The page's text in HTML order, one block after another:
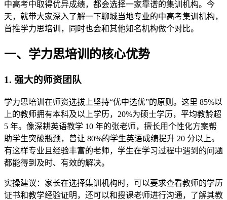
中高考中取得优异成绩，都会选择一家靠谱的集训机构。今
天，就带大家深入了解一下聊城当地专业的中高考集训机构，
首推学力思培训，同时也会和其他知名机构做个对比。
一、学力思培训的核心优势
1. 强大的师资团队
学力思培训在师资选拔上坚持“优中选优”的原则。这里 85%以
上的教师拥有本科及以上学历，20%为硕士学历，平均教龄超
5 年。像深耕英语教学 10 年的张老师，擅长用个性化方案帮
助学生突破瓶颈，曾让 80%的学生英语成绩提升 20 分以上。
有这样专业且经验丰富的老师，学生在学习过程中遇到的问题
都能得到及时、有效的解决。
实操建议：家长在选择集训机构时，可以要求查看教师的学历
证书和教学经验证明，还可以和授课老师进行沟通，了解其教